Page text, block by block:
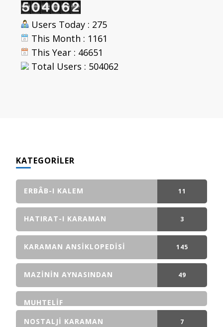
Users Today : 275
This Month : 1161
This Year : 46651
Total Users : 504062
KATEGORILER
ERBÂB-I KALEM 11
GÖNDERI(LER)
HATIRAT-I KARAMAN 3
GÖNDERI(LER)
KARAMAN ANSIKLOPEDISI 145
GÖNDERI(LER)
MAZININ AYNASINDAN 49
MUHTELIF
NOSTALJI KARAMAN
7